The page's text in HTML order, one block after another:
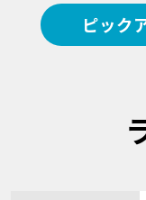
ピック